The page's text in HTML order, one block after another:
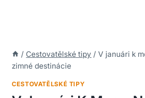
/ Cestovatělské tipy / V januári k
zimné destinácie
CESTOVATĚLSKÉ TIPY